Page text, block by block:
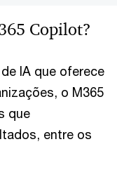
Copilot?
IA que oferece
o M365
que
entre os